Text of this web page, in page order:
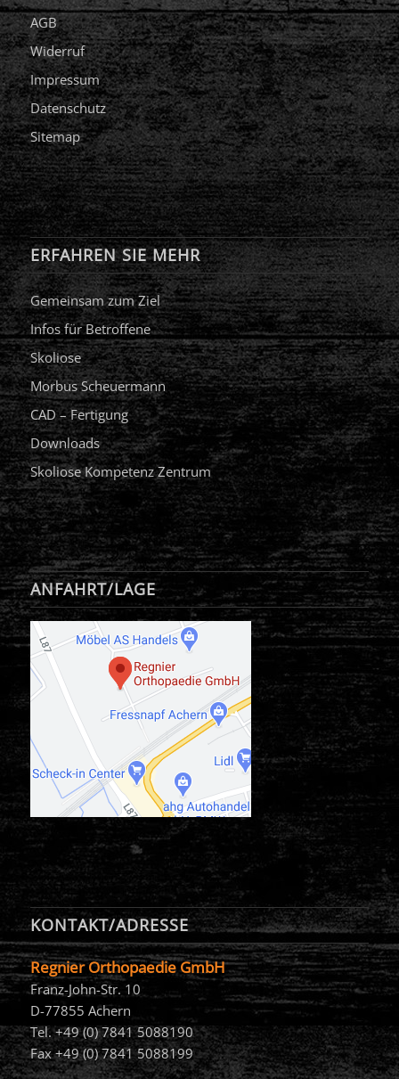
AGB
Widerruf
Impressum
Datenschutz
Sitemap
ERFAHREN SIE MEHR
Gemeinsam zum Ziel
Infos für Betroffene
Skoliose
Morbus Scheuermann
CAD – Fertigung
Downloads
Skoliose Kompetenz Zentrum
ANFAHRT/LAGE
KONTAKT/ADRESSE
Regnier Orthopaedie GmbH
Franz-John-Str. 10
D-77855 Achern
Tel. +49 (0) 7841 5088190
Fax +49 (0) 7841 5088199